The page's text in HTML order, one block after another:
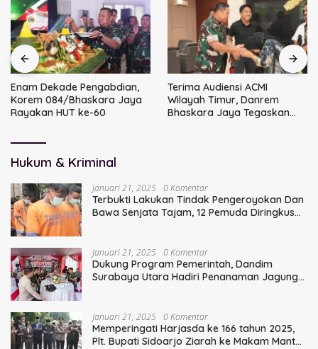
Enam Dekade Pengabdian,
Korem 084/Bhaskara Jaya
Rayakan HUT ke-60
Terima Audiensi ACMI
Wilayah Timur, Danrem
Bhaskara Jaya Tegaskan
Hukum & Kriminal
Januari 21, 2025 0 Komentar
Terbukti Lakukan Tindak Pengeroyokan Dan
Bawa Senjata Tajam, 12 Pemuda Diringkus
Januari 21, 2025 0 Komentar
Dukung Program Pemerintah, Dandim
Surabaya Utara Hadiri Penanaman Jagung
Januari 21, 2025 0 Komentar
Memperingati Harjasda ke 166 tahun 2025,
Plt. Bupati Sidoarjo Ziarah ke Makam Mantan